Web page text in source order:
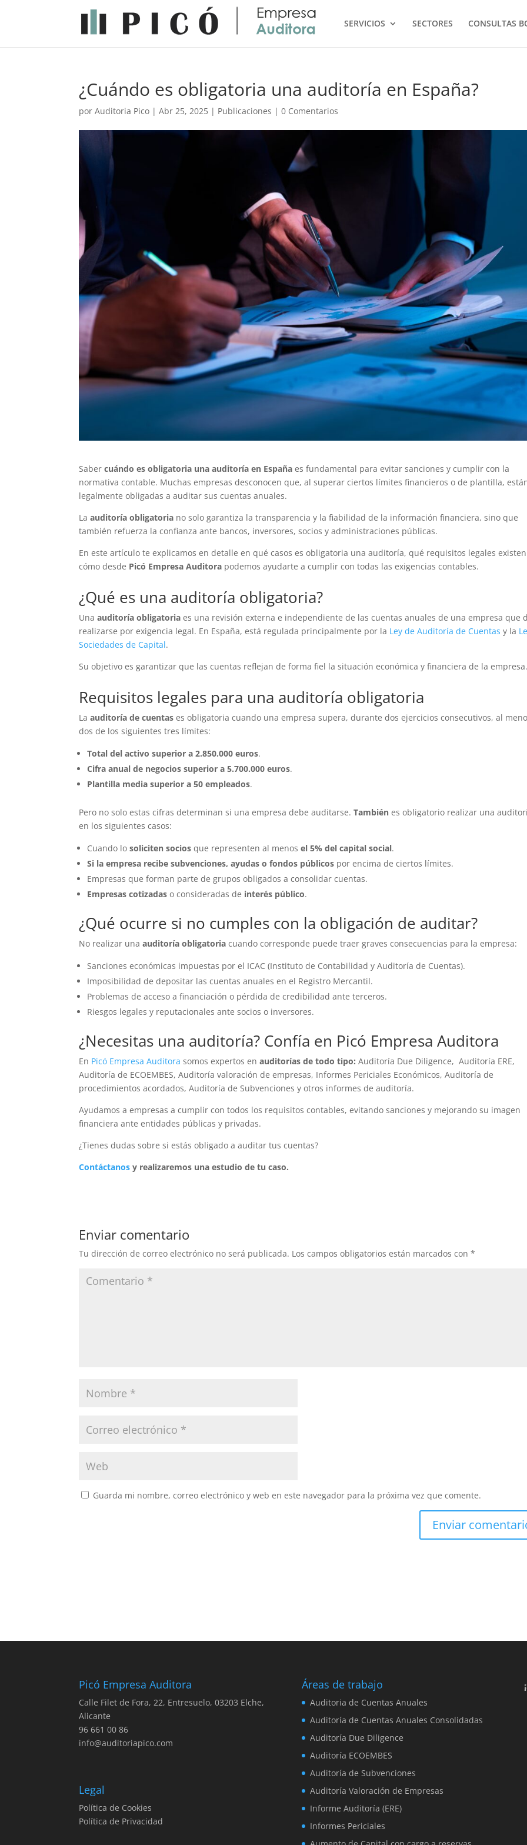
SERVICIOS SECTORES CONSULTAS
¿Cuándo es obligatoria una auditoría en España?
porAuditoria Pico |Abr 25, 2025 | Publicaciones |0 Comentarios
Sabercuándo es obligatoria una auditoría en España es fundamental para evitar sanciones y cumplir con la
normativa contable. Muchas empresas desconocen que, al superar ciertos límites financieros o de plantilla,
legalmente obligadas a auditar sus cuentas anuales.
Laauditoría obligatoria no solo garantiza la transparencia y la fiabilidad de la información financiera, sino que
también refuerza la confianza ante bancos, inversores, socios y administraciones públicas.
En este artículo te explicamos en detalle en qué casos es obligatoria una auditoría, qué requisitos legales
cómo desde Picó Empresa Auditora podemos ayudarte a cumplir con todas las exigencias contables.
¿Qué es una auditoría obligatoria?
Unaauditoría obligatoria es una revisión externa e independiente de las cuentas anuales de una empresa que
realizarse por exigencia legal. En España, está regulada principalmente por la Ley de Auditoría de Cuentas y la
Sociedades de Capital.
Su objetivo es garantizar que las cuentas reflejan de forma fiel la situación económica y financiera de la
Requisitos legales para una auditoría obligatoria
Laauditoría de cuentas es obligatoria cuando una empresa supera, durante dos ejercicios consecutivos, al
dos de los siguientes tres límites:
Total del activo superior a 2.850.000 euros.
Cifra anual de negocios superior a 5.700.000 euros.
Plantilla media superior a 50 empleados.
Pero no solo estas cifras determinan si una empresa debe auditarse.También es obligatorio realizar una
en los siguientes casos:
Cuando losoliciten sociosque representen al menosel 5% del capital social.
Si la empresa recibe subvenciones, ayudas o fondos públicos por encima de ciertos límites.
Empresas que forman parte de grupos obligados a consolidar cuentas.
Empresas cotizadas o consideradas de interés público.
¿Qué ocurre si no cumples con la obligación de auditar?
No realizar unaauditoría obligatoria cuando corresponde puede traer graves consecuencias para la empresa:
Sanciones económicas impuestas por el ICAC (Instituto de Contabilidad y Auditoría de Cuentas).
Imposibilidad de depositar las cuentas anuales en el Registro Mercantil.
Problemas de acceso a financiación o pérdida de credibilidad ante terceros.
Riesgos legales y reputacionales ante socios o inversores.
¿Necesitas una auditoría? Confía en Picó Empresa Auditora
En Picó Empresa Auditora somos expertos enauditorías de todo tipo:Auditoría Due Diligence, Auditoría ERE,
Auditoría de ECOEMBES, Auditoría valoración de empresas, Informes Periciales Económicos, Auditoría de
procedimientos acordados, Auditoría de Subvenciones y otros informes de auditoría.
Ayudamos a empresas a cumplir con todos los requisitos contables, evitando sanciones y mejorando su imagen
financiera ante entidades públicas y privadas.
¿Tienes dudas sobre si estás obligado a auditar tus cuentas?
Contáctanos y realizaremos una estudio de tu caso.
Enviar comentario
Tu dirección de correo electrónico no será publicada. Los campos obligatorios están marcados con*
Guarda mi nombre, correo electrónico y web en este navegador para la próxima vez que comente.
Picó Empresa Auditora
Calle Filet de Fora, 22, Entresuelo, 03203 Elche,
Alicante
96 661 00 86
info@auditoriapico.com
Legal
Política de Cookies
Política de Privacidad
Áreas de trabajo
Auditoria de Cuentas Anuales
Auditoría de Cuentas Anuales Consolidadas
Auditoría Due Diligence
Auditoría ECOEMBES
Auditoría de Subvenciones
Auditoría Valoración de Empresas
Informe Auditoría (ERE)
Informes Periciales